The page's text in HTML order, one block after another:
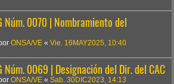
Núm. 0070 | Nombramiento del
ONSA/VE « Vie. 16MAY2025, 10:40
Núm. 0069 | Designación del Dir. del CAC
ONSA/VE « Sab. 30DIC2023, 14:13